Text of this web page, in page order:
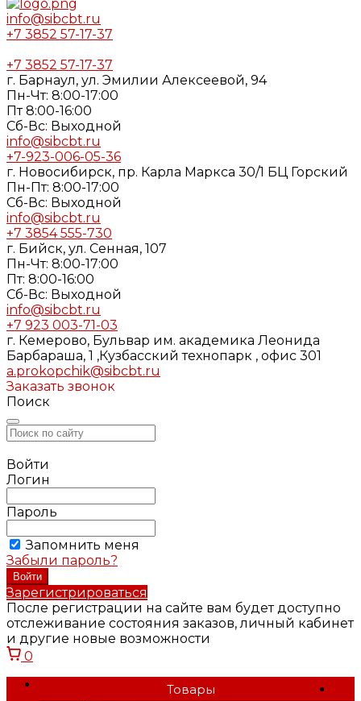
info@sibcbt.ru
+7 3852 57-17-37
+7 3852 57-17-37
г. Барнаул, ул. Эмилии Алексеевой, 94
Пн-Чт: 8:00-17:00
Пт 8:00-16:00
Cб-Вс: Выходной
info@sibcbt.ru
+7-923-006-05-36
г. Новосибирск, пр. Карла Маркса 30/1 БЦ Горский
Пн-Пт: 8:00-17:00
Cб-Вс: Выходной
info@sibcbt.ru
+7 3854 555-730
г. Бийск, ул. Сенная, 107
Пн-Чт: 8:00-17:00
Пт: 8:00-16:00
Cб-Вс: Выходной
info@sibcbt.ru
+7 923 003-71-03
г. Кемерово, Бульвар им. академика Леонида
Барбараша, 1 ,Кузбасский технопарк , офис 301
a.prokopchik@sibcbt.ru
Заказать звонок
Поиск
Войти
Логин
Пароль
Запомнить меня
Забыли пароль?
Зарегистрироваться
После регистрации на сайте вам будет доступно
отслеживание состояния заказов, личный кабинет
и другие новые возможности
0
Товары